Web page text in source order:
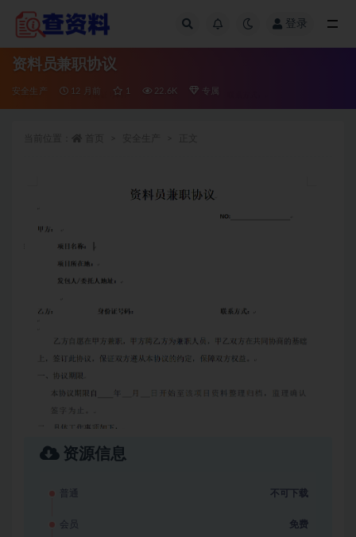
登录
资料员兼职协议
安全生产 12 月前 1 22.6K 专属
资源信息
普通 不可下载
会员 免费